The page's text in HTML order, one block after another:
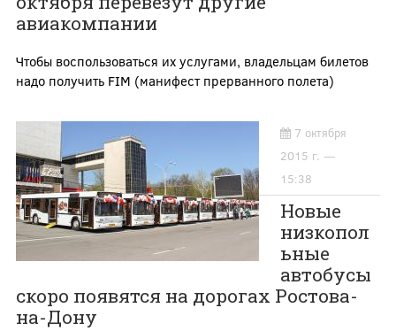
авиакомпании
Чтобы воспользоваться их услугами, владельцам билетов
надо получить FIM (манифест прерванного полета)
7 октября
2015 г. —
15:38
Новые
низкопол
ьные
автобусы
скоро появятся на дорогах Ростова-
на-Дону